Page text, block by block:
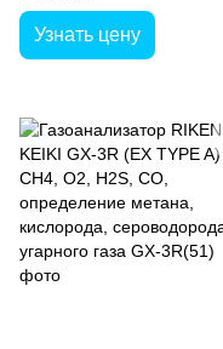
Узнать цену